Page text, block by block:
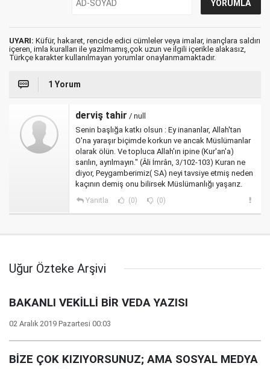
UYARI: Küfür, hakaret, rencide edici cümleler veya imalar, inançlara saldırı
içeren, imla kuralları ile yazılmamış,çok uzun ve ilgili içerikle alakasız,
Türkçe karakter kullanılmayan yorumlar onaylanmamaktadır.
1 Yorum
derviş tahir / null
Senin başlığa katkı olsun : Ey inananlar, Allah'tan
O'na yaraşır biçimde korkun ve ancak Müslümanlar
olarak ölün. Ve topluca Allah'ın ipine (Kur'an'a)
sarılın, ayrılmayın." (Âli İmrân, 3/102-103) Kuran ne
diyor, Peygamberimiz( SA) neyi tavsiye etmiş neden
kaçının demiş onu bilirsek Müslümanlığı yaşarız.
Yanıtla (0) (0)
Uğur Özteke Arşivi
BAKANLI VEKİLLİ BİR VEDA YAZISI
02 Aralık 2019 Pazartesi 00:03
BİZE ÇOK KIZIYORSUNUZ; AMA SOSYAL MEDYA